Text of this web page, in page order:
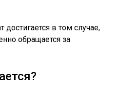
в том случае,
обращается за